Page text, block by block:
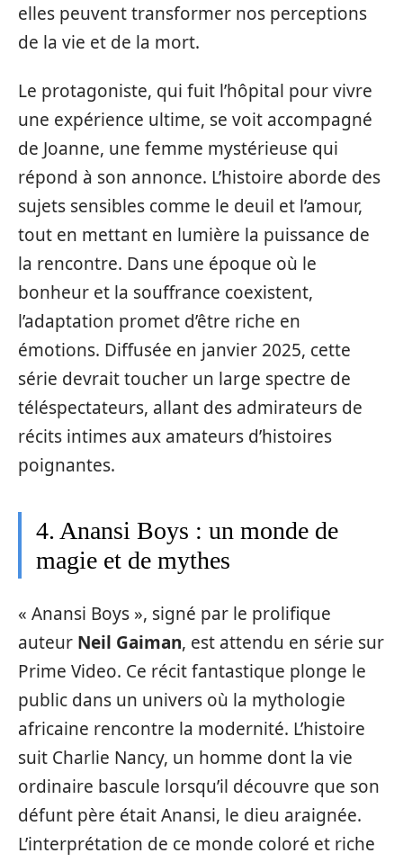
elles peuvent transformer nos perceptions
de la vie et de la mort.
Le protagoniste, qui fuit l’hôpital pour vivre
une expérience ultime, se voit accompagné
de Joanne, une femme mystérieuse qui
répond à son annonce. L’histoire aborde des
sujets sensibles comme le deuil et l’amour,
tout en mettant en lumière la puissance de
la rencontre. Dans une époque où le
bonheur et la souffrance coexistent,
l’adaptation promet d’être riche en
émotions. Diffusée en janvier 2025, cette
série devrait toucher un large spectre de
téléspectateurs, allant des admirateurs de
récits intimes aux amateurs d’histoires
poignantes.
4. Anansi Boys : un monde de
magie et de mythes
« Anansi Boys », signé par le prolifique
auteur Neil Gaiman, est attendu en série sur
Prime Video. Ce récit fantastique plonge le
public dans un univers où la mythologie
africaine rencontre la modernité. L’histoire
suit Charlie Nancy, un homme dont la vie
ordinaire bascule lorsqu’il découvre que son
défunt père était Anansi, le dieu araignée.
L’interprétation de ce monde coloré et riche